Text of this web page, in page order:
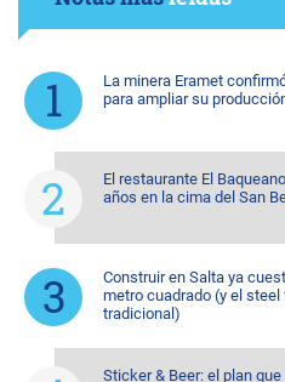
La minera Eramet
para ampliar su
El restaurante El
años en la cima del San
Construir en Salta ya
metro cuadrado (y el
tradicional)
Sticker & Beer: el plan